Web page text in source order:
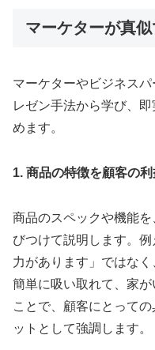
マーケターが真
マーケターやビジネス
レゼン手法から学び、
めます。
1. 商品の特徴を顧客の
商品のスペックや機能
びつけて説明します。例
力があります」ではな
簡単に吸い取れて、家
ことで、顧客にとって
ットとして強調します。